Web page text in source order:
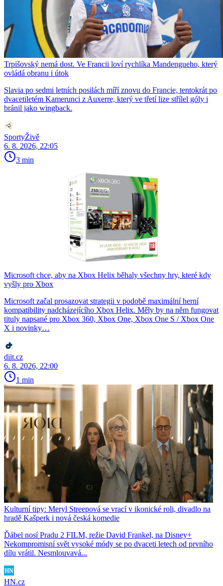
Trpišovský nemá dost. Ve Francii loví rychlíka Mandengueho, který
ovládá obranu i útok
Slavia po sedmi letních posilách míří znovu do Francie, tentokrát po
dvacetiletém Kamerunci z Auxerre, který ve třetí lize střílel góly i
bránil jako wingback.
SportyŽivě
6. 8. 2026, 22:05
3 min
Microsoft chce, aby na Xbox Helix běhaly všechny hry, které kdy
vyšly pro Xbox
Microsoft začal prosazovat strategii v podobě maximální herní
kompatibility nadcházejícího Xbox Helix. Měly by na něm fungovat
tituly napsané pro Xbox 360, Xbox One, Xbox One S / Xbox One
X i novinky…
diit.cz
6. 8. 2026, 22:00
1 min
Kulturní tipy: Meryl Streepová se vrací v ikonické roli, divadlo na
hradě Kašperk i nová česká komedie
Ďábel nosí Pradu 2 FILM, režie David Frankel, na Disney+
Nekompromisní svět vysoké módy se po dvaceti letech od prvního
dílu vrátil. Nesmlouvavá...
HN.cz